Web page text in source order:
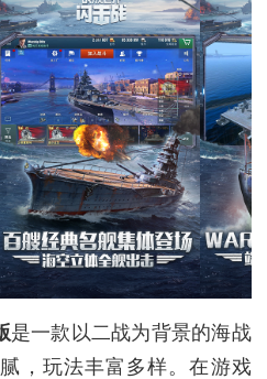
是一款以二战为背景的海战
，玩法丰富多样。在游戏